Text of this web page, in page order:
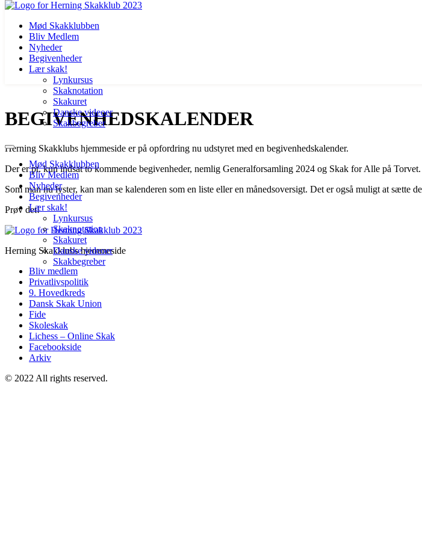
til
indhold
Mød Skakklubben
Bliv Medlem
Nyheder
Begivenheder
Lær skak!
Lynkursus
Skaknotation
Skakuret
Danske videoer
Skakbegreber
Mød Skakklubben
Bliv Medlem
Nyheder
Begivenheder
Lær skak!
Lynkursus
Skaknotation
Skakuret
Danske videoer
Skakbegreber
BEGIVENHEDSKALENDER
Herning Skakklubs hjemmeside er på opfordring nu udstyret med en begivenhedskalender.
Der er pt. kun indsat to kommende begivenheder, nemlig Generalforsamling 2024 og Skak for Alle på Torvet.
Som man nu lyster, kan man se kalenderen som en liste eller en månedsoversigt. Det er også muligt at
Prøv det!
Herning Skakklubs hjemmeside
Bliv medlem
Privatlivspolitik
9. Hovedkreds
Dansk Skak Union
Fide
Skoleskak
Lichess – Online Skak
Facebookside
Arkiv
© 2022 All rights reserved.